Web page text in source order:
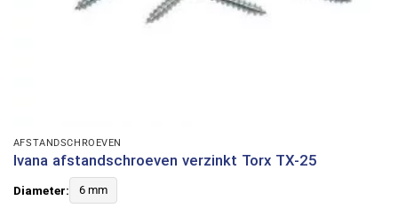
AFSTANDSCHROEVEN
Ivana afstandschroeven verzinkt Torx TX-25
Diameter: 6 mm